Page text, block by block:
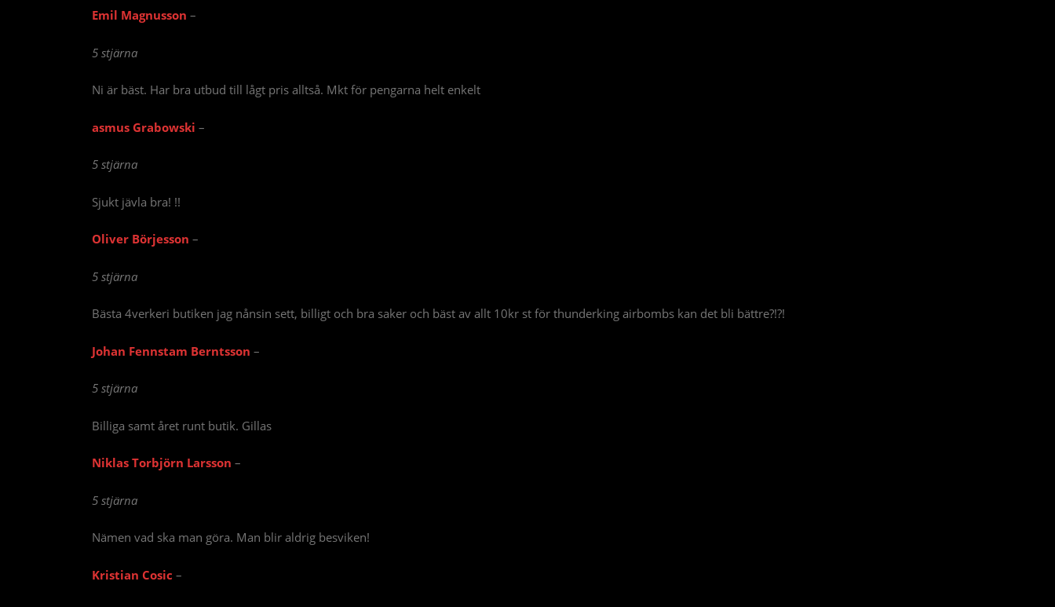
Emil Magnusson –
5 stjärna
Ni är bäst. Har bra utbud till lågt pris alltså. Mkt för pengarna helt enkelt
asmus Grabowski –
5 stjärna
Sjukt jävla bra! !!
Oliver Börjesson –
5 stjärna
Bästa 4verkeri butiken jag nånsin sett, billigt och bra saker och bäst av allt 10kr st för thunderking airbombs kan det bli bättre?!?!
Johan Fennstam Berntsson –
5 stjärna
Billiga samt året runt butik. Gillas
Niklas Torbjörn Larsson –
5 stjärna
Nämen vad ska man göra. Man blir aldrig besviken!
Kristian Cosic –